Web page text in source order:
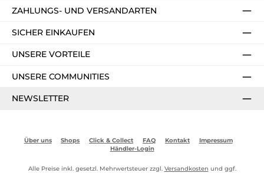
ZAHLUNGS- UND VERSANDARTEN
SICHER EINKAUFEN
UNSERE VORTEILE
UNSERE COMMUNITIES
NEWSLETTER
Über uns Shops Click & Collect FAQ Kontakt
Impressum
Händler-Login
Alle Preise inkl. gesetzl. Mehrwertsteuer zzgl. Versandkosten und ggf.